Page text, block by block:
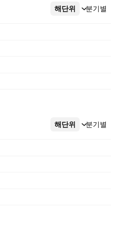
해단위 분기별
더보기
해단위 분기별
더보기